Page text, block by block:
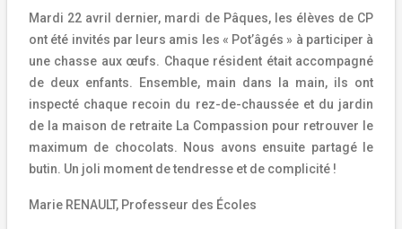
Mardi 22 avril dernier, mardi de Pâques, les élèves de CP
ont été invités par leurs amis les « Pot’âgés » à participer à
une chasse aux œufs. Chaque résident était accompagné
de deux enfants. Ensemble, main dans la main, ils ont
inspecté chaque recoin du rez-de-chaussée et du jardin
de la maison de retraite La Compassion pour retrouver le
maximum de chocolats. Nous avons ensuite partagé le
butin. Un joli moment de tendresse et de complicité !
Marie RENAULT, Professeur des Écoles